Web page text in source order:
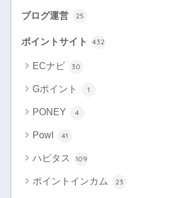
ブログ運営 25
ポイントサイト 432
ECナビ 30
Gポイント 1
PONEY 4
Powl 41
ハピタス 109
ポイントインカム 23